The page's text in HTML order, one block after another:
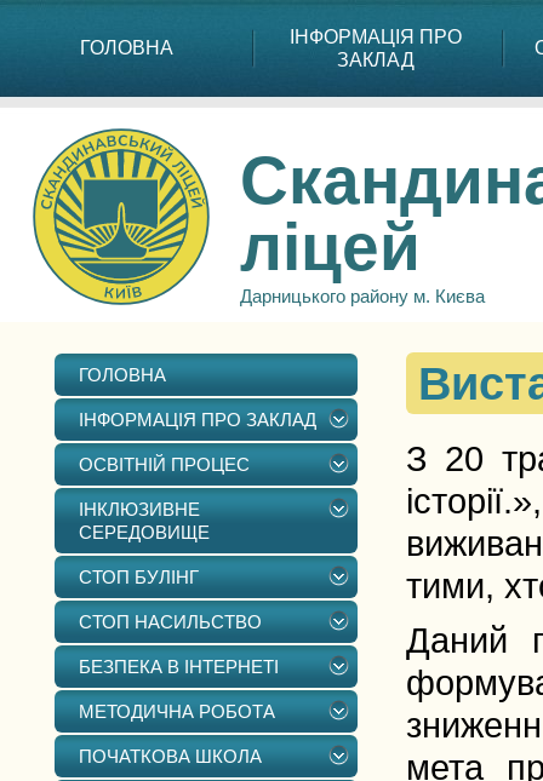
ГОЛОВНА
ІНФОРМАЦІЯ ПРО
ЗАКЛАД
ліцей
Дарницького району м. Києва
ГОЛОВНА
ІНФОРМАЦІЯ ПРО ЗАКЛАД
ОСВІТНІЙ ПРОЦЕС
ІНКЛЮЗИВНЕ
СЕРЕДОВИЩЕ
СТОП БУЛІНГ
СТОП НАСИЛЬСТВО
БЕЗПЕКА В ІНТЕРНЕТІ
МЕТОДИЧНА РОБОТА
ПОЧАТКОВА ШКОЛА
З 20
тими,
Даний
мета